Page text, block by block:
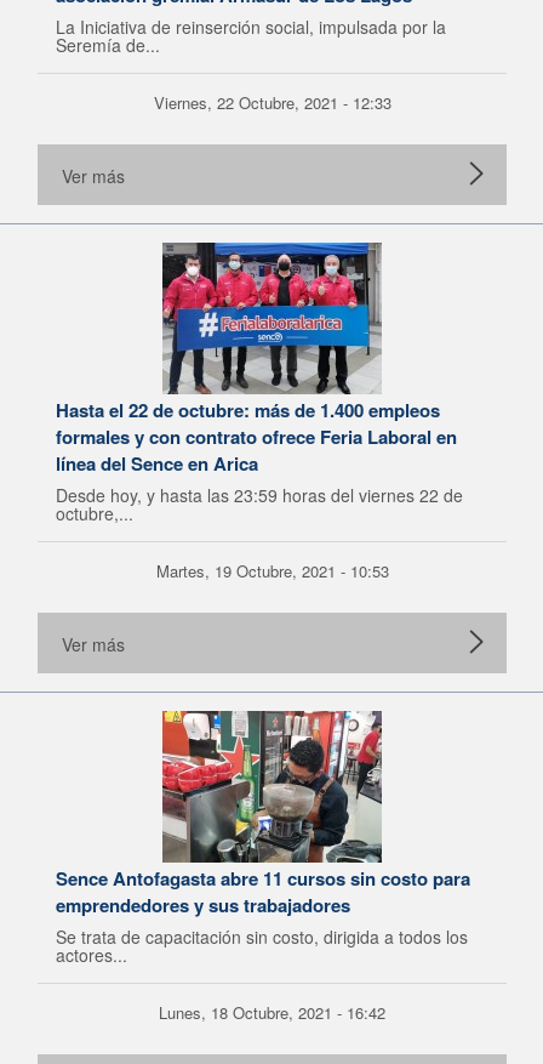
La Iniciativa de reinserción social, impulsada por la
Seremía de...
Viernes, 22 Octubre, 2021 - 12:33
Ver más
Hasta el 22 de octubre: más de 1.400 empleos
formales y con contrato ofrece Feria Laboral en
línea del Sence en Arica
Desde hoy, y hasta las 23:59 horas del viernes 22 de
octubre,...
Martes, 19 Octubre, 2021 - 10:53
Ver más
Sence Antofagasta abre 11 cursos sin costo para
emprendedores y sus trabajadores
Se trata de capacitación sin costo, dirigida a todos los
actores...
Lunes, 18 Octubre, 2021 - 16:42